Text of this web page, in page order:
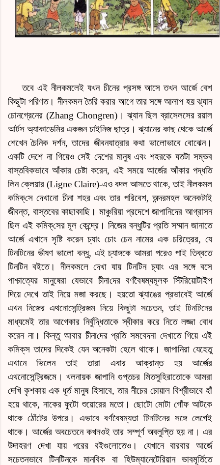
তবে এই নীলকমলেই যখন চীনের প্রসঙ্গ আসে তখন আর্জে বেশ
কিছুটা পরিণত। নীলকমল তৈরি করার আগে তার সঙ্গে আলাপ হয় ঝ্যান
চোনগ্রেনের (Zhang Chongren)। ঝ্যান ছিল ব্রাসেলসের রয়াল
আর্টস অ্যাকাডেমির একজন চাইনিজ ছাত্র। ঝ্যানের কাছ থেকে আর্জে
শেখেন চৈনিক দর্শন, তাদের জীবনযাত্রার কথা ভালোভাবে বোঝেন।
একটি দেশে না গিয়েও সেই দেশের মানুষ এবং শহরকে যতটা সম্ভব
বাস্তবিকভাবে আঁকার চেষ্টা করেন, এই সময়ে আর্জের আঁকার পদ্ধতি
লিন ক্লেয়ার (Ligne Claire)-এও বদল আসতে থাকে, তাই নীলকমল
কমিক্‌সেদেখানো চীনা শহর এবং তার পরিবেশ, অন্দরমহল অনেকটাই
জীবন্ত, বাস্তবের কাছাকাছি। মাঞ্চুরিয়া প্রদেশে জাপানিদের আগ্রাসন
ছিল এই কমিক্‌সের মূল কেন্দ্রে। নিজের বন্ধুটির প্রতি সম্মান জানাতে
আর্জে এখানে সৃষ্টি করেন চ্যাং চোং চেন নামের এক চরিত্রের, যে
টিনটিনের ভীষণ ভালো বন্ধু, এই চ্যাঙ্গকে আমরা পরেও পাই তিব্বতে
টিনটিন বইতে। নীলকমলে দেখা যায় টিনটিন চ্যাং এর সঙ্গে বসে
পাশ্চাত্যের মানুষেরা যেভাবে চীনাদের বর্ণবৈষম্যমূলক স্টিরিয়োটাইপ
দিয়ে দেখে তাই নিয়ে মজা করছে। হয়তোঝ্যাঙের প্রভাবেই আর্জে
এখন নিজের এথনোসেন্ট্রিজম নিয়ে কিছুটা সচেতন, তাই টিনটিনের
মাধ্যমেই তার আগেকার নির্বুদ্ধিতাকে স্বীকার করে নিতে লজ্জা বোধ
করেন না। কিন্তু আবার চীনাদের প্রতি সমবেদনা দেখাতে গিয়ে এই
কমিক্‌সতাদের দিকেই যেন অনেকটা হেলে থাকে। জাপানিরা যেহেতু
এখানে ভিলেন তাই তারা এবার আক্রান্ত হয় আর্জের
এথনোসেন্ট্রিজমে। খলনায়ক জাপানিগুপ্তচর মিতসুহিরাতোকে আমরা
দেখি কৃশকায় এক ধূর্ত মানুষ হিসাবে, তার নীচের চোয়াল বিশ্রীভাবে হাঁ
হয়ে থাকে, নাকের ফুটো শুয়োরের মতো। ছোটোমোটা গোঁফ আটকে
থাকে ঠোঁটের উপরে। এভাবে বর্ণবৈষম্যতা টিনটিনের সঙ্গে লেগেই
থাকে। আর্জের অবচেতনে কখনওই তার সম্পূর্ণ অবলুপ্তি হয় না। এর
উদাহরণ দেখা যায় পরের বইগুলোতেও। যেখানে বারবার আর্জে
সচেতনভাবে টিনটিনকে মানবিক বা হিউম্যানেটেরিয়ান ভাবমূর্তিতে